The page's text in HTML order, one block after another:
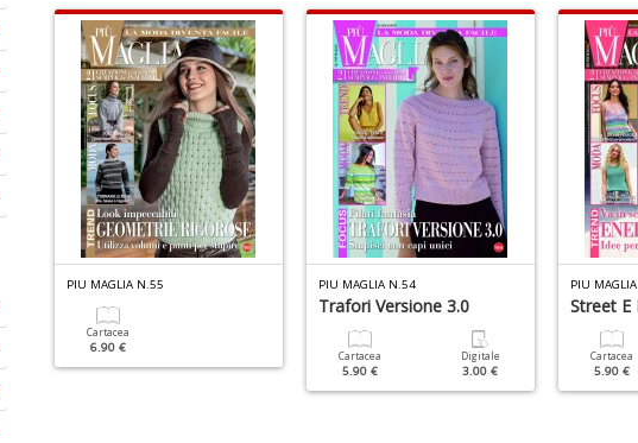
PIU MAGLIA N.55
Cartacea
6.90 €
PIU MAGLIA N.54
Trafori Versione 3.0
Cartacea
5.90 €
Digitale
3.00 €
PIU
Street E
Cartacea
5.90 €